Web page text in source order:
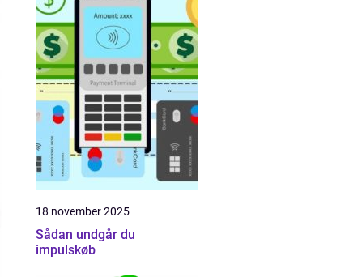
18 november 2025
Sådan undgår du
impulskøb